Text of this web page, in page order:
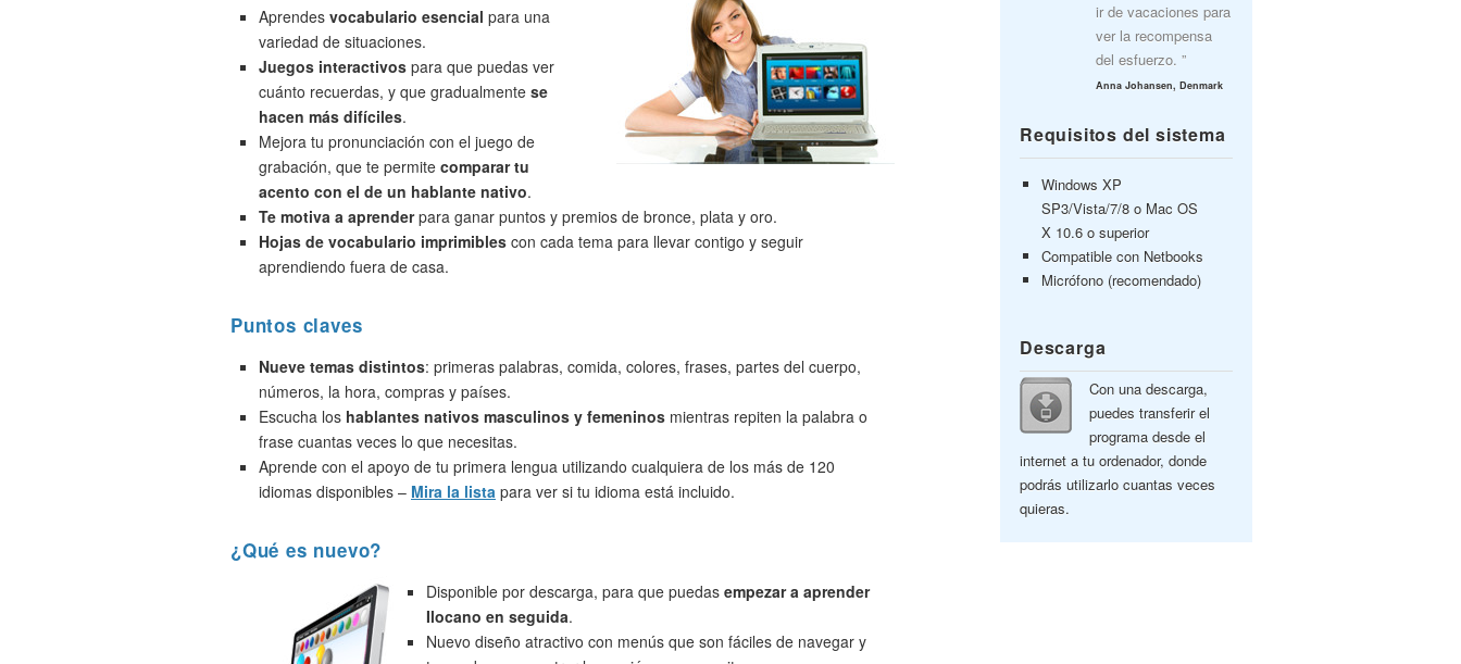
Aprendes vocabulario esencial para una
variedad de situaciones.
Juegos interactivos para que puedas ver
cuánto recuerdas, y que gradualmente se
hacen más difíciles.
Mejora tu pronunciación con el juego de
grabación, que te permite comparar tu
acento con el de un hablante nativo.
Te motiva a aprenderpara ganar puntos y premios de bronce, plata y oro.
Hojas de vocabulario imprimibles con cada tema para llevar contigo y seguir
aprendiendo fuera de casa.
Puntos claves
Nueve temas distintos: primeras palabras, comida, colores, frases, partes del cuerpo,
números, la hora, compras y países.
Escucha los hablantes nativos masculinos y femeninos mientras repiten la palabra o
frase cuantas veces lo que necesitas.
Aprende con el apoyo de tu primera lengua utilizando cualquiera de los más de 120
idiomas disponibles – Mira la lista para ver si tu idioma está incluido.
¿Qué es nuevo?
Disponible por descarga, para que puedas empezar a aprender
Ilocano en seguida.
Nuevo diseño atractivo con menús que son fáciles de navegar y
ir de vacaciones para
ver la recompensa
del esfuerzo. ”
Anna Johansen, Denmark
Requisitos del sistema
Windows XP
SP3/Vista/7/8 o Mac OS
X 10.6 o superior
Compatible con Netbooks
Micrófono (recomendado)
Descarga
Con una descarga,
puedes transferir el
programa desde el
internet a tu ordenador, donde
podrás utilizarlo cuantas veces
quieras.